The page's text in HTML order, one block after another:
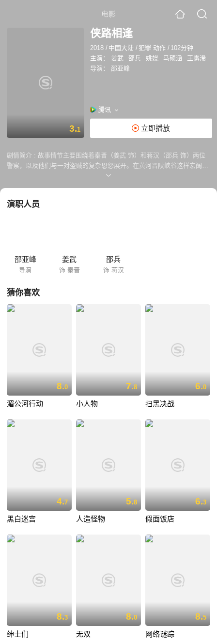
电影
3.1
侠路相逢
2018 / 中国大陆 /犯罪 动作 / 102分钟
主演：
姜武 邵兵 姚娆 马硕涵 王露浠
导演：
邵亚峰
腾讯
立即播放
剧情简介 : 故事情节主要围绕着秦晋（姜武 饰）和蒋汉（邵兵 饰）两位
警察，以及他们与一对盗贼的复杂恩怨展开。在黄河晋陕峡谷这样宏阔壮
美的背景下，蒋汉和秦晋因为追捕盗卖石峁古城玉器的重案团伙而卷入了
开始，改变了众人的青春命运，也在当时埋下了后续复杂的情节线索。 故
春岁月中的残酷和挑战。
演职人员
邵亚峰
导演
姜武
饰 秦晋
邵兵
饰 蒋汉
猜你喜欢
8.0
湄公河行动
7.8
小人物
6.0
扫黑决战
4.7
黑白迷宫
5.8
人造怪物
6.3
假面饭店
8.3
绅士们
8.0
无双
8.5
网络谜踪